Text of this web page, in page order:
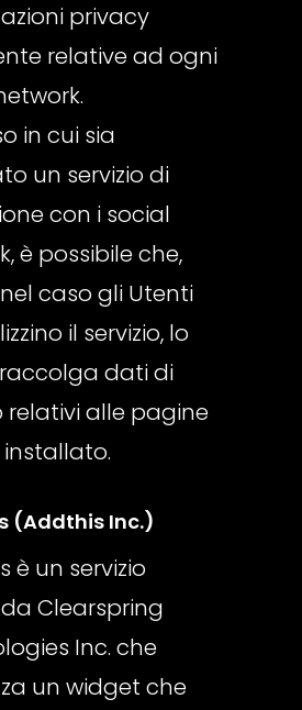
privacy
relative ad ogni
in cui sia
un servizio di
con i social
è possibile che,
caso gli Utenti
il servizio, lo
dati di
relativi alle pagine
installato.
(Addthis Inc.)
è un servizio
Clearspring
Inc. che
un widget che